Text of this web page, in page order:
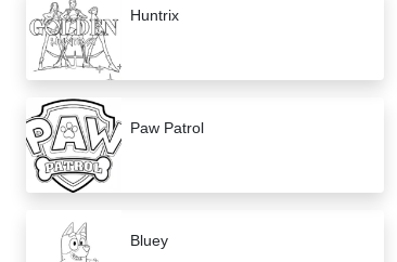
Huntrix
Paw Patrol
Bluey